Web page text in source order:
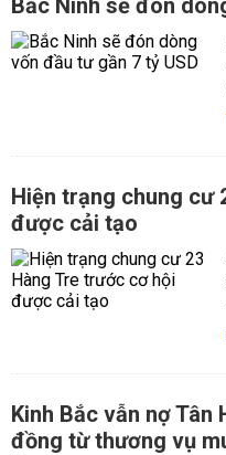
Bắc Ninh sẽ đón
Hiện trạng chung cư
được cải tạo
Kinh Bắc vẫn nợ Tân
đồng từ thương vụ